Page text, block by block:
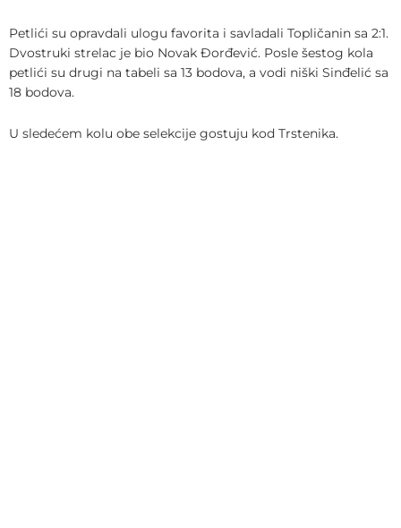
Petlići su opravdali ulogu favorita i savladali Topličanin sa 2:1.
Dvostruki strelac je bio Novak Đorđević. Posle šestog kola
petlići su drugi na tabeli sa 13 bodova, a vodi niški Sinđelić sa
18 bodova.
U sledećem kolu obe selekcije gostuju kod Trstenika.